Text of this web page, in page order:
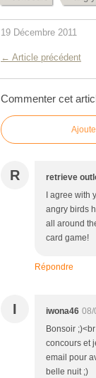
19 Décembre 2011
← Article précédent
Commenter cet
R retrieve
I agree with
angry birds
all around
card game!
Répondre
I iwona46 08/
Bonsoir
concours et
email pour
belle nuit ;)